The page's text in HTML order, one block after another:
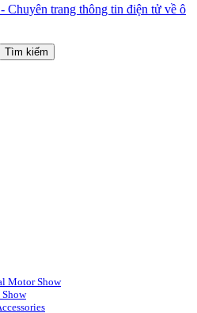
Chuyên trang thông tin điện tử về ô
Motor Show